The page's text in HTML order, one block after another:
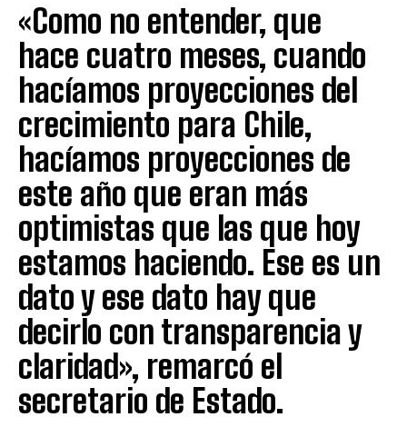
«Como no entender, que
hace cuatro meses, cuando
hacíamos proyecciones del
crecimiento para Chile,
hacíamos proyecciones de
este año que eran más
optimistas que las que hoy
estamos haciendo. Ese es un
dato y ese dato hay que
decirlo con transparencia y
claridad», remarcó el
secretario de Estado.